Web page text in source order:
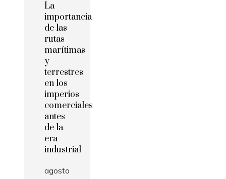
La
importancia
de las
rutas
marítimas
y
terrestres
en los
imperios
comerciales
antes
de la
era
industrial
agosto